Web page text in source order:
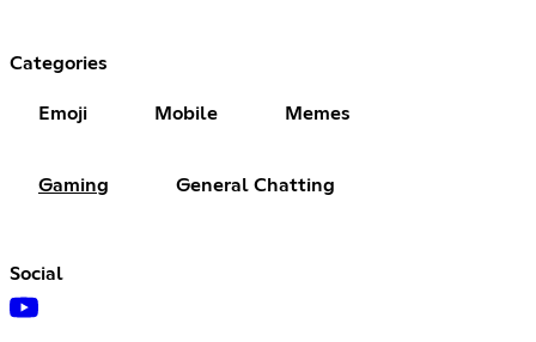
Categories
Emoji Mobile Memes
Gaming General Chatting
Social